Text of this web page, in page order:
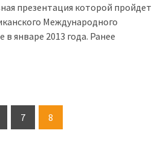
презентация которой пройдет
Международного
январе 2013 года. Ранее
7 8